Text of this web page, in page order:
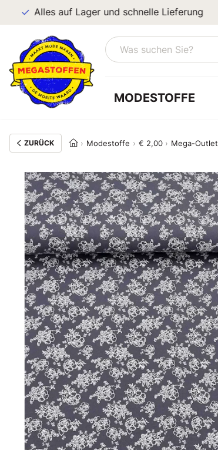
Alles auf Lager und schnelle Lieferung
MODESTOFFE
ZURÜCK Modestoffe € 2,00 Mega-Outlet